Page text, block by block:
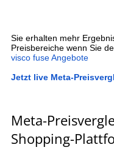
Sie erhalten mehr
Preisbereiche wenn Sie
visco fuse Angebote
Jetzt live Meta-
Meta-
Shopping-